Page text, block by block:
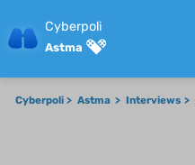
Cyberpoli
Astma
Cyberpoli Astma Interviews